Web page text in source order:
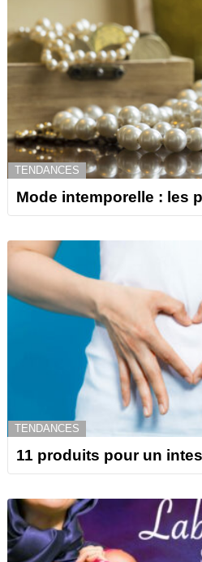
TENDANCES
Mode intemporelle : les
TENDANCES
11 produits pour un